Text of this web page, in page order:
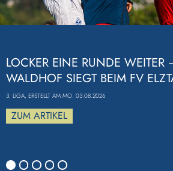
LOCKER EINE RUNDE WEITER
WALDHOF SIEGT BEIM FV
3. LIGA, ERSTELLT AM MO. 03.08.2026
ZUM ARTIKEL